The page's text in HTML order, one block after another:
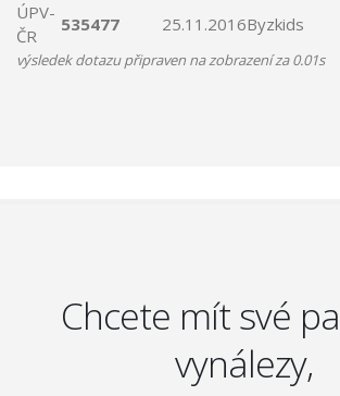
ÚPV-
ČR
535477 25.11.2016Byzkids
výsledek dotazu připraven na zobrazení za 0.01s
Chcete mít své
vynálezy,